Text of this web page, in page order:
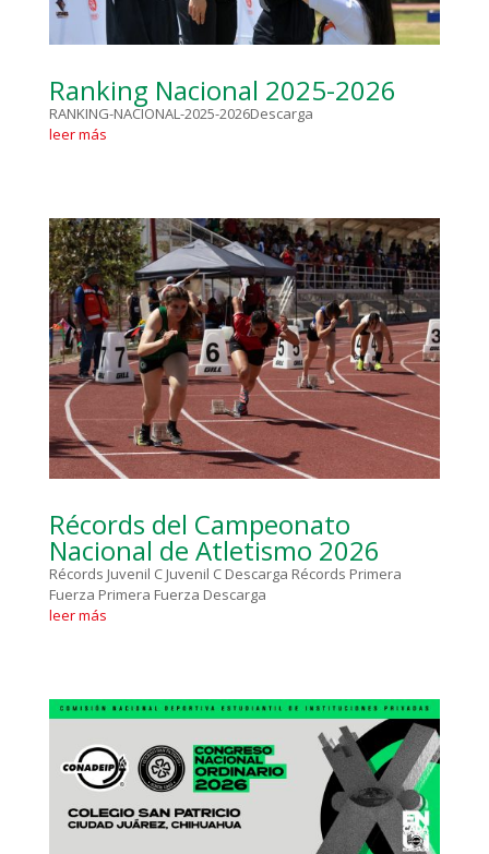
Ranking Nacional 2025-2026
RANKING-NACIONAL-2025-2026Descarga
leer más
Récords del Campeonato
Nacional de Atletismo 2026
Récords Juvenil C Juvenil C Descarga Récords Primera
Fuerza Primera Fuerza Descarga
leer más